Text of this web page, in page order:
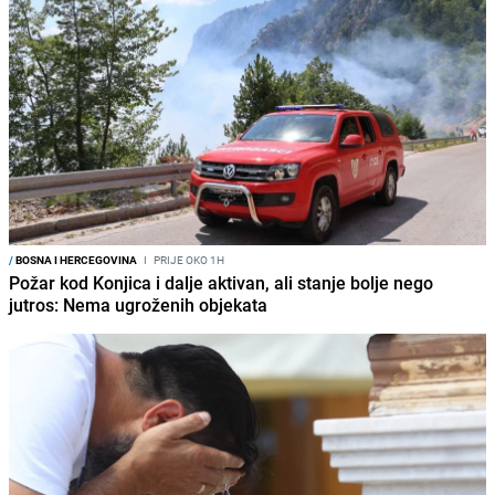
/BOSNA I HERCEGOVINA I PRIJE OKO 1H
Požar kod Konjica i dalje aktivan, ali stanje bolje nego
jutros: Nema ugroženih objekata